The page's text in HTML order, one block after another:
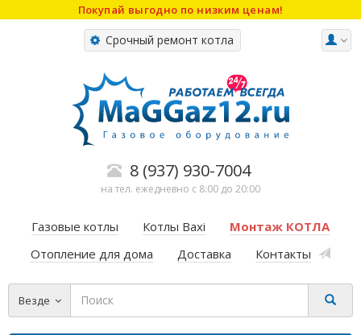
Покупай выгодно по низким ценам!
Срочный ремонт котла
8 (937) 930-7004
на тел. ежедневно с 8:00 до 20:00
Газовые котлы Котлы Baxi
Монтаж КОТЛА
Отопление для дома
Доставка Контакты
Везде